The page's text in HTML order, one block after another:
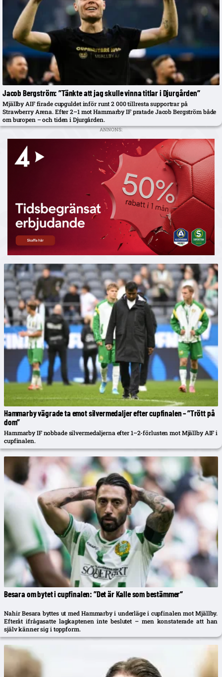
Jacob Bergström: ”Tänkte att jag skulle vinna titlar i Djurgården”
Mjällby AIF firade cupguldet inför runt 2 000 tillresta supportrar på
Strawberry Arena. Efter 2–1 mot Hammarby IF pratade Jacob Bergström både
om buropen – och tiden i Djurgården.
ANNONS:
Hammarby vägrade ta emot silvermedaljer efter cupfinalen – ”Trött på
dom”
Hammarby IF nobbade silvermedaljerna efter 1–2-förlusten mot Mjällby AIF i
cupfinalen.
Besara om bytet i cupfinalen: ”Det är Kalle som bestämmer”
Nahir Besara byttes ut med Hammarby i underläge i cupfinalen mot Mjällby.
Efteråt ifrågasatte lagkaptenen inte beslutet – men konstaterade att han
själv känner sig i toppform.